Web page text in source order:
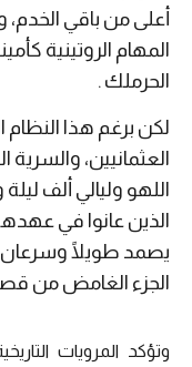
أعلى من باقي الخدم،
المهام الروتينية
الحرملك .
لكن برغم هذا
العثمانيين،
اللهو وليالي ألف
الذين عانوا في
يصمد طويلًا
الجزء الغامض من
وتؤكد المرويات